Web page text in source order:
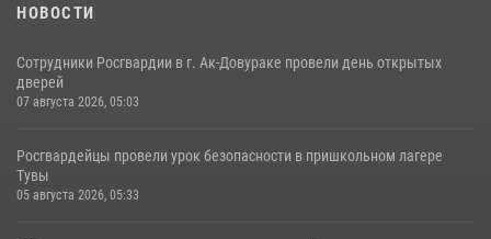
НОВОСТИ
Сотрудники Росгвардии в г. Ак-Довураке провели день открытых
дверей
07 августа 2026, 05:03
Росгвардейцы провели урок безопасности в пришкольном лагере
Тувы
05 августа 2026, 05:33